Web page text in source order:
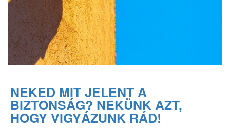
NEKED MIT JELENT A
BIZTONSÁG? NEKÜNK AZT,
HOGY VIGYÁZUNK RÁD!